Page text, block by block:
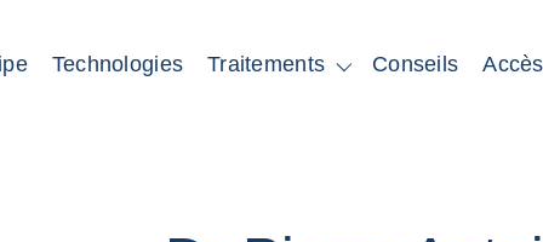
Technologies Traitements Conseils Accès